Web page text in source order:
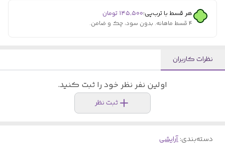
هر قسط با ترب‌پی:۱۴۵٬۵۰۰ تومان
۴ قسط ماهانه. بدون سود، چک و ضامن.
نظرات کاربران
اولین نفر نظر خود را ثبت کنید.
ثبت نظر
دسته‌بندی:آرایشی